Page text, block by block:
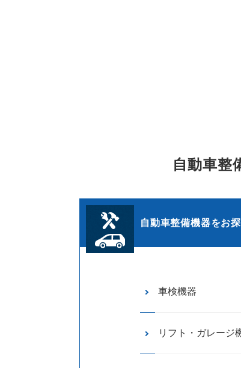
自動車整
自動車整備機器をお
車検機器
リフト・ガレージ